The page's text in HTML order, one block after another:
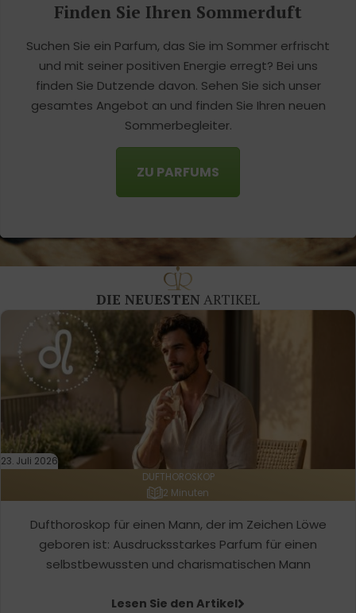
Finden Sie Ihren Sommerduft
Suchen Sie ein Parfum, das Sie im Sommer erfrischt
und mit seiner positiven Energie erregt? Bei uns
finden Sie Dutzende davon. Sehen Sie sich unser
gesamtes Angebot an und finden Sie Ihren neuen
Sommerbegleiter.
ZU PARFUMS
DIE NEUESTEN ARTIKEL
23. Juli 2026
DUFTHOROSKOP
2 Minuten
Dufthoroskop für einen Mann, der im Zeichen Löwe
geboren ist: Ausdrucksstarkes Parfum für einen
selbstbewussten und charismatischen Mann
Lesen Sie den Artikel